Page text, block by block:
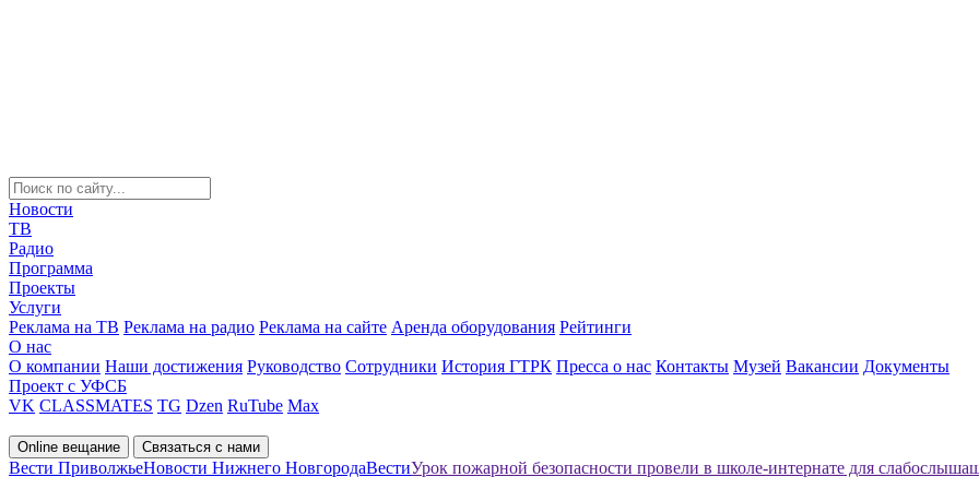
Новости
ТВ
Радио
Программа
Проекты
Услуги
Реклама на ТВ Реклама на радио Реклама на сайте Аренда оборудования Рейтинги
О нас
О компании Наши достижения Руководство Сотрудники История ГТРК Пресса о нас Контакты Музей Вакансии Документы
Проект с УФСБ
VK CLASSMATES TG Dzen RuTube Max
Online вещание Связаться с нами
Вести ПриволжьеНовости Нижнего НовгородаВестиУрок пожарной безопасности провели в школе-интернате для